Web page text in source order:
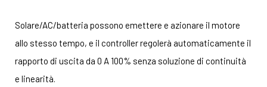
Solare/AC/batteria possono emettere e azionare il motore
allo stesso tempo, e il controller regolerà automaticamente il
rapporto di uscita da 0 A 100% senza soluzione di continuità
e linearità.